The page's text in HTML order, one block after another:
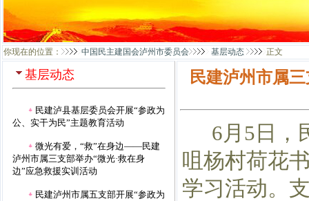
你现在的位置： 中国民主建国会泸州市委员会 基层动态 正文
基层动态
民建泸县基层委员会开展“参政为
公、实干为民”主题教育活动
微光有爱，“救”在身边——民建
泸州市属三支部举办“微光·救在身
边”应急救援实训活动
民建泸州市属五支部开展“参政为
民建泸州市属
6月5日，
咀杨村荷花
学习活动。